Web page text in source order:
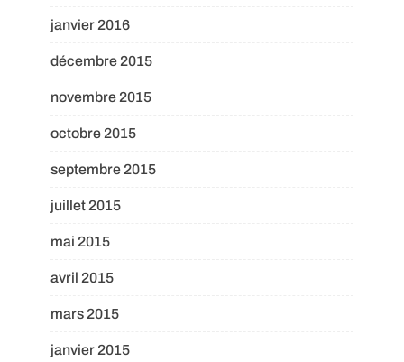
janvier 2016
décembre 2015
novembre 2015
octobre 2015
septembre 2015
juillet 2015
mai 2015
avril 2015
mars 2015
janvier 2015